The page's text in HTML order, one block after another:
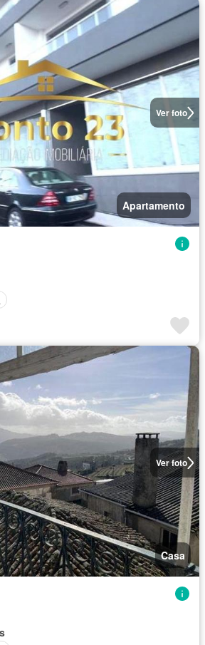
Ver foto
Apartamento
Ver foto
Casa